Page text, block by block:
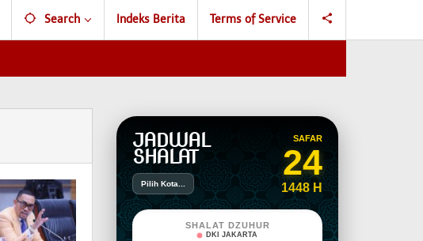
Search Indeks Berita Terms of Service
JADWAL
SHALAT
Pilih Kota...
SAFAR
24
1448 H
SHALAT DZUHUR
DKI JAKARTA